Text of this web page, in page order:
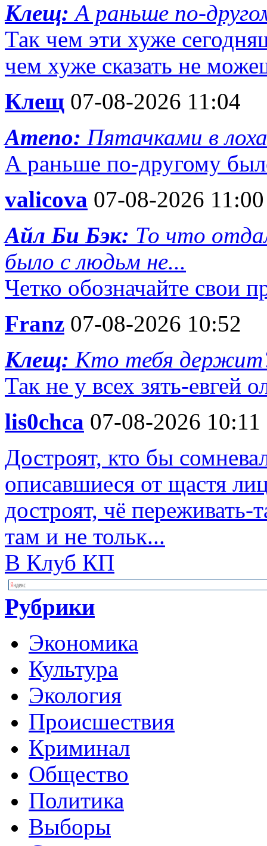
Клещ:А раньше по-
Так чем эти хуже
чем хуже сказать не
Клещ 07-08-2026 11:04
Ameno: Пятачками в
А раньше по-другому
valicova 07-08-2026 11:00
Айл Би Бэк: То что
было с людьм не...
Четко обозначайте свои
Franz 07-08-2026 10:52
Клещ: Кто тебя
Так не у всех зять-евгей
lis0chca 07-08-2026 10:11
Достроят, кто бы
описавшиеся от щастя
достроят, чё
там и не тольк...
В Клуб КП
Рубрики
Экономика
Культура
Экология
Происшествия
Криминал
Общество
Политика
Выборы